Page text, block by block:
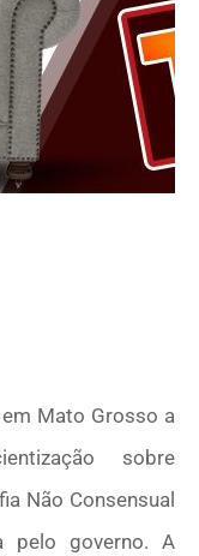
Mato Grosso a
sobre
Não Consensual
pelo governo. A